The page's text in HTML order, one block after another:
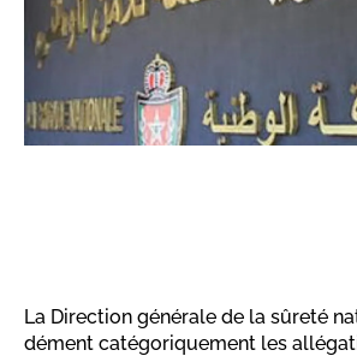
La Direction générale de la sûreté
dément catégoriquement les